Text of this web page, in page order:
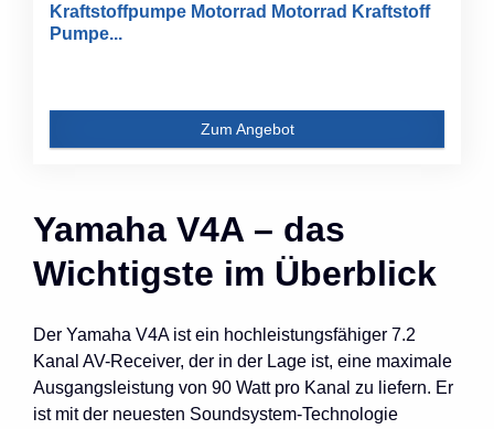
Kraftstoffpumpe Motorrad Motorrad Kraftstoff
Pumpe...
Zum Angebot
Yamaha V4A – das
Wichtigste im Überblick
Der Yamaha V4A ist ein hochleistungsfähiger 7.2
Kanal AV-Receiver, der in der Lage ist, eine maximale
Ausgangsleistung von 90 Watt pro Kanal zu liefern. Er
ist mit der neuesten Soundsystem-Technologie